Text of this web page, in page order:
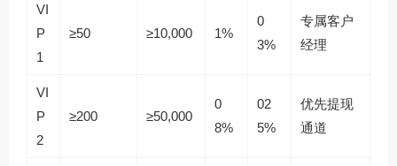
VI
P
1
≥50 ≥10,000 1%
0
3%
专属客户
经理
VI
P
2
≥200 ≥50,000
0
8%
02
5%
优先提现
通道